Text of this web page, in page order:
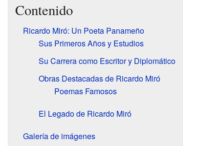
Contenido
Ricardo Miró: Un Poeta Panameño
Sus Primeros Años y Estudios
Su Carrera como Escritor y Diplomático
Obras Destacadas de Ricardo Miró
Poemas Famosos
El Legado de Ricardo Miró
Galería de imágenes